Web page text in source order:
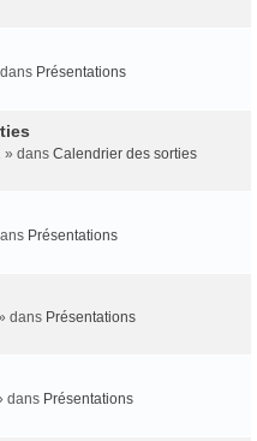
Présentations
» dans Calendrier des sorties
Présentations
dans Présentations
dans Présentations